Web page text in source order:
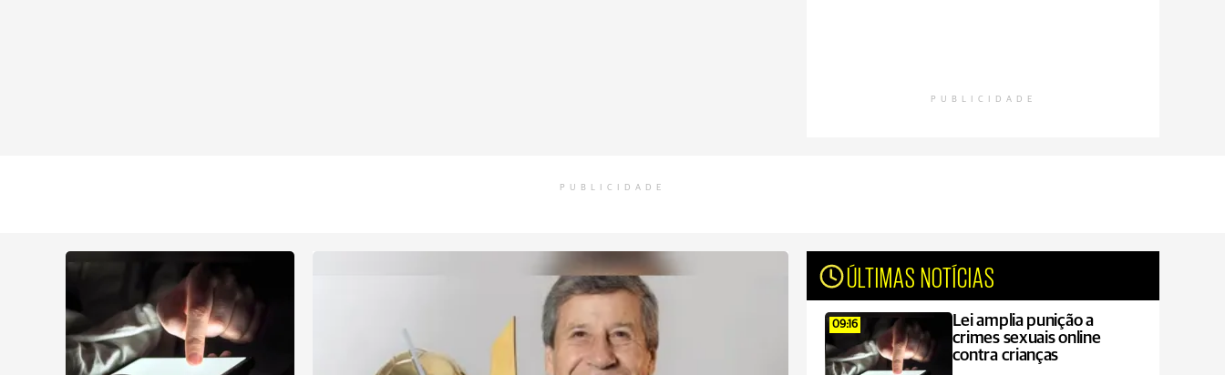
PUBLICIDADE
PUBLICIDADE
ÚLTIMAS NOTÍCIAS
09:16
Lei amplia punição a
crimes sexuais online
contra crianças